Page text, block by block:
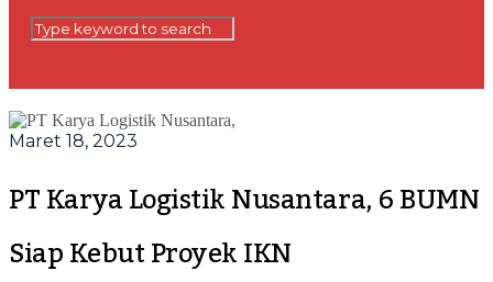
Maret 18, 2023
PT Karya Logistik Nusantara, 6 BUMN
Siap Kebut Proyek IKN